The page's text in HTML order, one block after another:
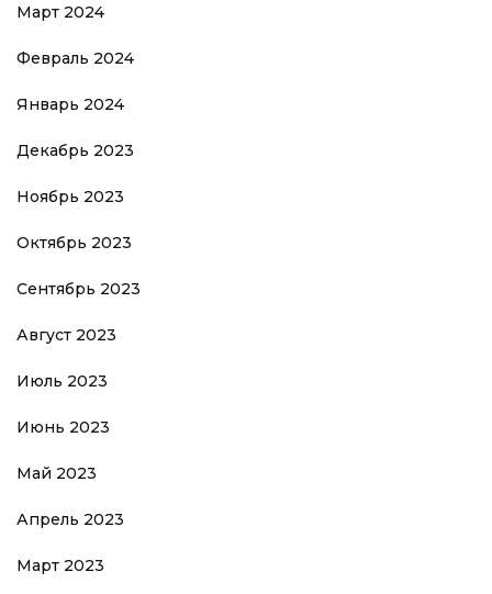
Март 2024
Февраль 2024
Январь 2024
Декабрь 2023
Ноябрь 2023
Октябрь 2023
Сентябрь 2023
Август 2023
Июль 2023
Июнь 2023
Май 2023
Апрель 2023
Март 2023